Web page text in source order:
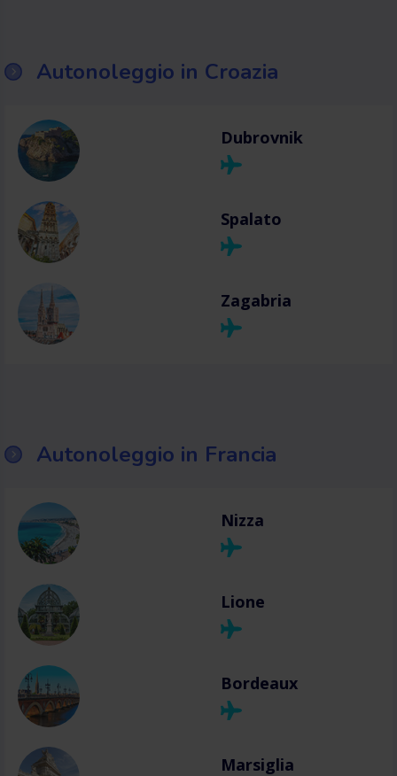
Autonoleggio in Croazia
Dubrovnik
Spalato
Zagabria
Autonoleggio in Francia
Nizza
Lione
Bordeaux
Marsiglia